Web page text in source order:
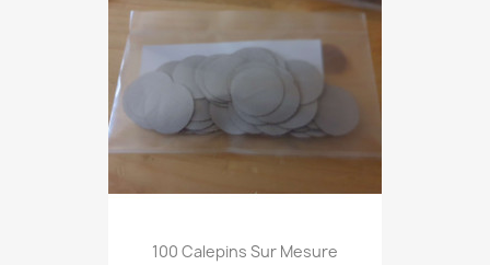
100 Calepins Sur Mesure